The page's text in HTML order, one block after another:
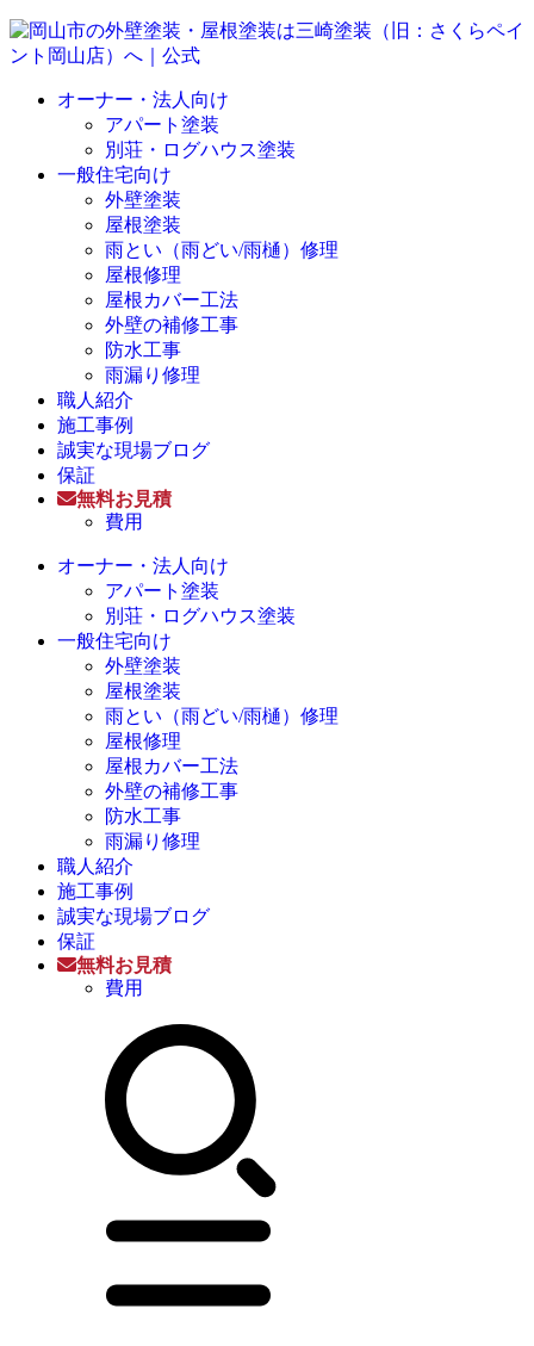
オーナー・法人向け
アパート塗装
別荘・ログハウス塗装
一般住宅向け
外壁塗装
屋根塗装
雨とい（雨どい/雨樋）修理
屋根修理
屋根カバー工法
外壁の補修工事
防水工事
雨漏り修理
職人紹介
施工事例
誠実な現場ブログ
保証
無料お見積
費用
オーナー・法人向け
アパート塗装
別荘・ログハウス塗装
一般住宅向け
外壁塗装
屋根塗装
雨とい（雨どい/雨樋）修理
屋根修理
屋根カバー工法
外壁の補修工事
防水工事
雨漏り修理
職人紹介
施工事例
誠実な現場ブログ
保証
無料お見積
費用